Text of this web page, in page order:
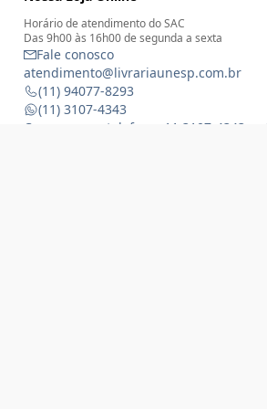
Horário de atendimento do SAC
Das 9h00 às 16h00 de segunda a sexta
Fale conosco
atendimento@livrariaunesp.com.br
(11) 94077-8293
(11) 3107-4343
Compras por telefone: 11 3107-4343